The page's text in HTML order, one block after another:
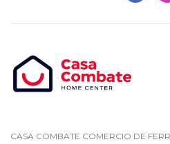
CASA COMBATE COMERCIO DE